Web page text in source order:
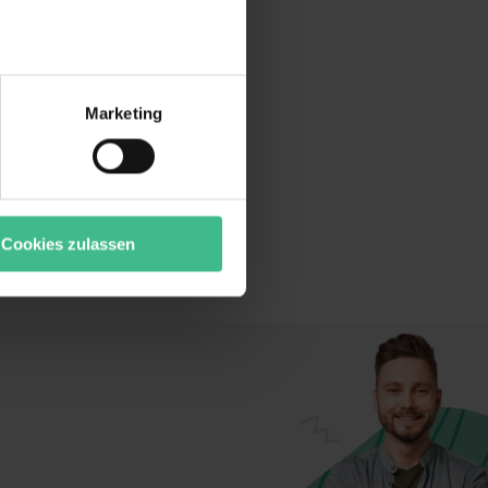
bei Benutzung der
zu analysieren
soziale Medien, Werbung
Partner führen diese
zulassen, triff deine
von Cookies der
Marketing
Cookies zulassen